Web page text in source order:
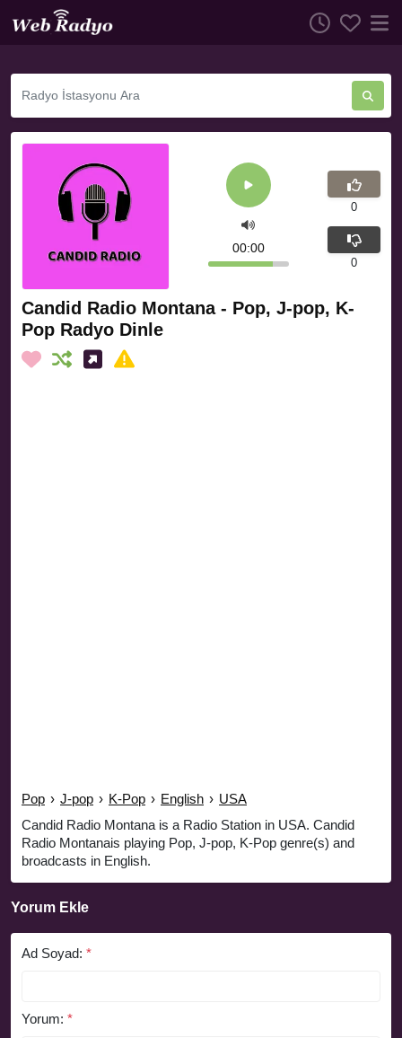
Candid Radio Montana - Pop, J-pop, K-
Pop Radyo Dinle
Pop › J-pop › K-Pop › English › USA
Candid Radio Montana is a Radio Station in USA. Candid
Radio Montanais playing Pop, J-pop, K-Pop genre(s) and
broadcasts in English.
00:00
0
0
Yorum Ekle
Ad Soyad: *
Yorum: *